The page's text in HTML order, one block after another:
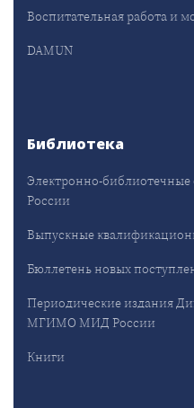
Воспитательная работа и
DAMUN
Библиотека
Электронно-
России
Выпускные
Бюллетень новых
Периодические издания
МГИМО МИД России
Книги